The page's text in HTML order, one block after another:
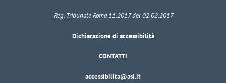
Reg. Tribunale Roma 11.2017 del 02.02.2017
Dichiarazione di accessibilità
CONTATTI
accessibilita@asi.it